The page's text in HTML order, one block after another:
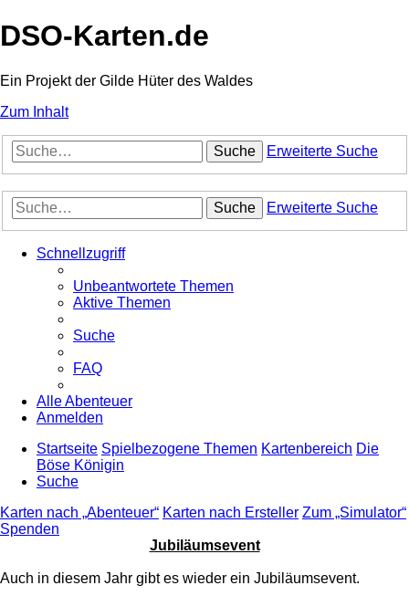
DSO-Karten.de
Ein Projekt der Gilde Hüter des Waldes
Zum Inhalt
Suche Erweiterte Suche
Suche Erweiterte Suche
Schnellzugriff
Unbeantwortete Themen
Aktive Themen
Suche
FAQ
Alle Abenteuer
Anmelden
Startseite Spielbezogene Themen Kartenbereich Die
Böse Königin
Suche
Karten nach „Abenteuer“ Karten nach Ersteller Zum „Simulator“
Spenden
Jubiläumsevent
Auch in diesem Jahr gibt es wieder ein Jubiläumsevent.